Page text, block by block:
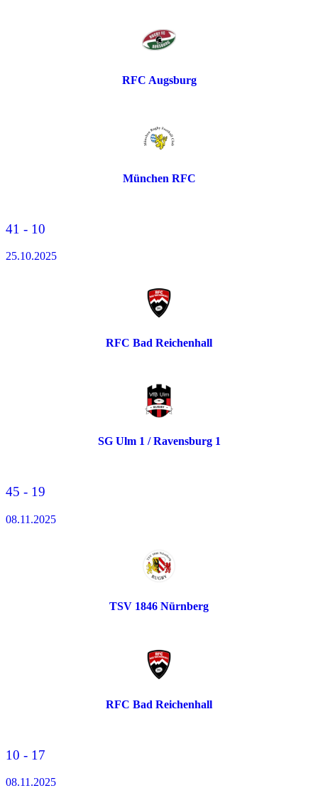
RFC Augsburg
München RFC
41 - 10
25.10.2025
RFC Bad Reichenhall
SG Ulm 1 / Ravensburg 1
45 - 19
08.11.2025
TSV 1846 Nürnberg
RFC Bad Reichenhall
10 - 17
08.11.2025